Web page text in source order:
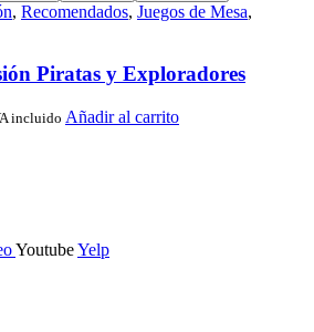
, Recomendados, Juegos de Mesa,
Piratas y Exploradores
incluido Añadir al carrito
YoutubeYelp